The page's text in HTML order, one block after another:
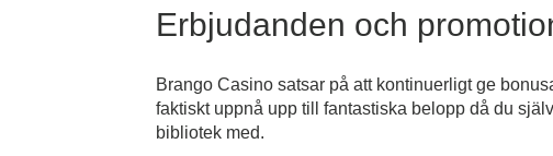
Erbjudanden och
Brango Casino satsar på att kontinuerligt ge
faktiskt uppnå upp till fantastiska belopp då du
bibliotek med.